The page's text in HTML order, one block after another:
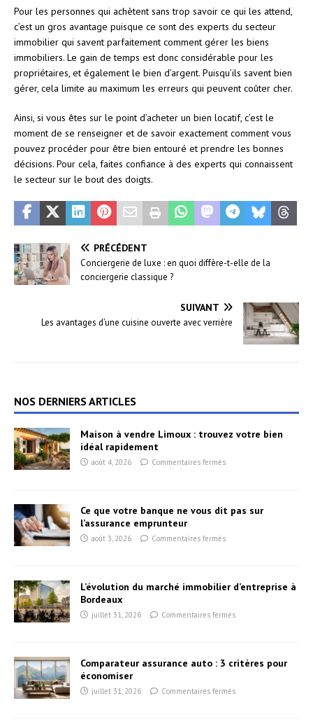
Pour les personnes qui achètent sans trop savoir ce qui les attend,
c’est un gros avantage puisque ce sont des experts du secteur
immobilier qui savent parfaitement comment gérer les biens
immobiliers. Le gain de temps est donc considérable pour les
propriétaires, et également le bien d’argent. Puisqu’ils savent bien
gérer, cela limite au maximum les erreurs qui peuvent coûter cher.
Ainsi, si vous êtes sur le point d’acheter un bien locatif, c’est le
moment de se renseigner et de savoir exactement comment vous
pouvez procéder pour être bien entouré et prendre les bonnes
décisions. Pour cela, faites confiance à des experts qui connaissent
le secteur sur le bout des doigts.
PRÉCÉDENT
Conciergerie de luxe : en quoi diffère-t-elle de la
conciergerie classique ?
SUIVANT
Les avantages d’une cuisine ouverte avec verrière
NOS DERNIERS ARTICLES
Maison à vendre Limoux : trouvez votre bien
idéal rapidement
août 4, 2026 Commentaires fermés
Ce que votre banque ne vous dit pas sur
l’assurance emprunteur
août 3, 2026 Commentaires fermés
L’évolution du marché immobilier d’entreprise à
Bordeaux
juillet 31, 2026 Commentaires fermés
Comparateur assurance auto : 3 critères pour
économiser
juillet 31, 2026 Commentaires fermés